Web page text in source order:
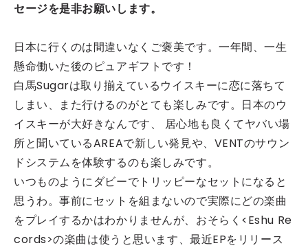
セージを是非お願いします。
日本に行くのは間違いなくご褒美です。一年間、一生
懸命働いた後のピュアギフトです！
白馬Sugarは取り揃えているウイスキーに恋に落ちて
しまい、また行けるのがとても楽しみです。日本のウ
イスキーが大好きなんです、 居心地も良くてヤバい場
所と聞いているAREAで新しい発見や、VENTのサウン
ドシステムを体験するのも楽しみです。
いつものようにダビーでトリッピーなセットになると
思うわ。事前にセットを組まないので実際にどの楽曲
をプレイするかはわかりませんが、おそらく<Eshu Re
cords>の楽曲は使うと思います、最近EPをリリース